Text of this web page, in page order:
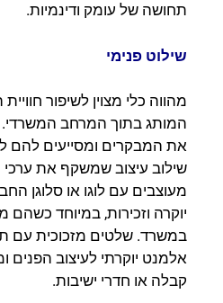
תחושה של עומק ודינמיות.
שילוט פנימי
מהווה כלי מצוין לשיפור
המותג בתוך המרחב המשרדי.
את המבקרים ומסייעים
שילוב עיצוב שמשקף את ערכי
מעוצבים עם לוגו או סלוגן
יוקרה וזכירות, במיוחד כשהם
במשרד. שלטים מזכוכית עם
אלמנט יוקרתי לעיצוב הפנים
קבלה או חדרי ישיבות.